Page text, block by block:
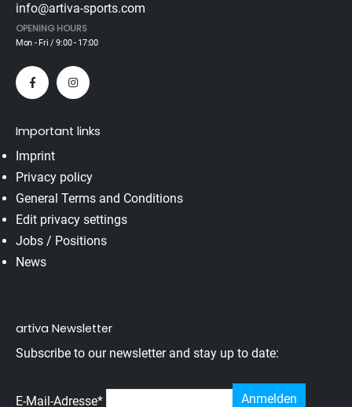
info@artiva-sports.com
OPENING HOURS
Mon - Fri / 9:00 - 17:00
Important links
Imprint
Privacy policy
General Terms and Conditions
Edit privacy settings
Jobs / Positions
News
artiva Newsletter
Subscribe to our newsletter and stay up to date:
E-Mail-Adresse*